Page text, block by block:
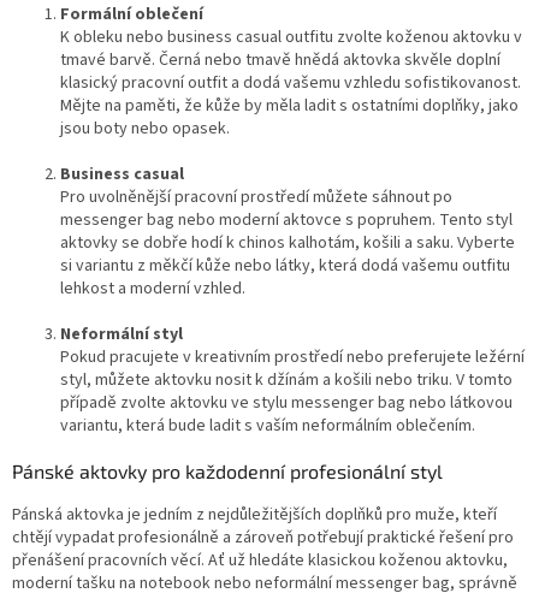
Formální oblečení
K obleku nebo business casual outfitu zvolte koženou aktovku v
tmavé barvě. Černá nebo tmavě hnědá aktovka skvěle doplní
klasický pracovní outfit a dodá vašemu vzhledu sofistikovanost.
Mějte na paměti, že kůže by měla ladit s ostatními doplňky, jako
jsou boty nebo opasek.
Business casual
Pro uvolněnější pracovní prostředí můžete sáhnout po
messenger bag nebo moderní aktovce s popruhem. Tento styl
aktovky se dobře hodí k chinos kalhotám, košili a saku. Vyberte
si variantu z měkčí kůže nebo látky, která dodá vašemu outfitu
lehkost a moderní vzhled.
Neformální styl
Pokud pracujete v kreativním prostředí nebo preferujete ležérní
styl, můžete aktovku nosit k džínám a košili nebo triku. V tomto
případě zvolte aktovku ve stylu messenger bag nebo látkovou
variantu, která bude ladit s vaším neformálním oblečením.
Pánské aktovky pro každodenní profesionální styl
Pánská aktovka je jedním z nejdůležitějších doplňků pro muže, kteří
chtějí vypadat profesionálně a zároveň potřebují praktické řešení pro
přenášení pracovních věcí. Ať už hledáte klasickou koženou aktovku,
moderní tašku na notebook nebo neformální messenger bag, správně